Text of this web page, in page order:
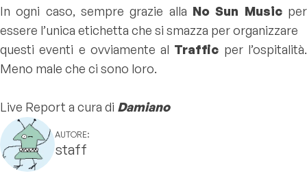
In ogni caso, sempre grazie alla No Sun Music per
essere l’unica etichetta che si smazza per organizzare
questi eventi e ovviamente al Traffic per l’ospitalità.
Meno male che ci sono loro.
Live Report a cura di Damiano
AUTORE:
staff